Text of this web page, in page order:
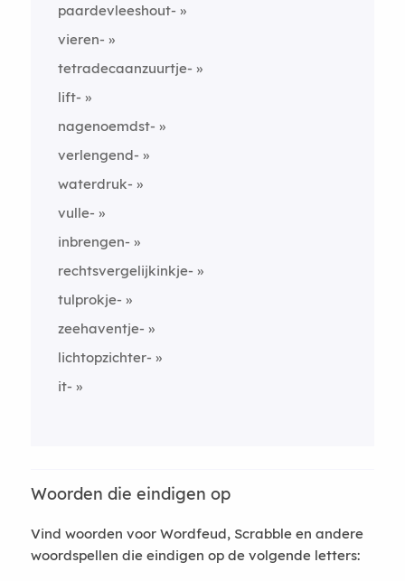
paardevleeshout-
vieren-
tetradecaanzuurtje-
lift-
nagenoemdst-
verlengend-
waterdruk-
vulle-
inbrengen-
rechtsvergelijkinkje-
tulprokje-
zeehaventje-
lichtopzichter-
it-
Woorden die eindigen op
Vind woorden voor Wordfeud, Scrabble en andere
woordspellen die eindigen op de volgende letters: